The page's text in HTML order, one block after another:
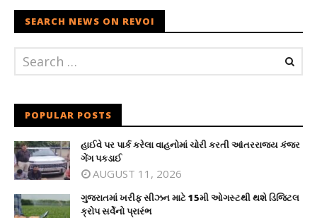
SEARCH NEWS ON REVOI
POPULAR POSTS
હાઈવે પર પાર્ક કરેલા વાહનોમાં ચોરી કરતી આંતરરાજ્ય કંજર
ગેંગ પકડાઈ
AUGUST 11, 2026
ગુજરાતમાં ખરીફ સીઝન માટે 15મી ઓગસ્ટથી થશે ડિજિટલ
ક્રોપ સર્વેનો પ્રારંભ